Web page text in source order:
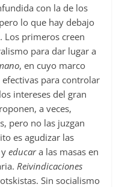
con la de los
lo que hay debajo
Los primeros creen
para dar lugar a
, en cuyo marco
para controlar
intereses del gran
a veces,
pero no las juzgan
es agudizar las
yeducara las masas en
Reivindicaciones
Sin socialismo